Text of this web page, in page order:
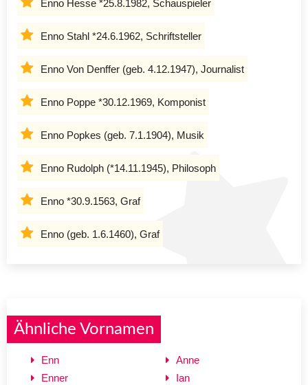
Enno Hesse *25.8.1982, Schauspieler
Enno Stahl *24.6.1962, Schriftsteller
Enno Von Denffer (geb. 4.12.1947), Journalist
Enno Poppe *30.12.1969, Komponist
Enno Popkes (geb. 7.1.1904), Musik
Enno Rudolph (*14.11.1945), Philosoph
Enno *30.9.1563, Graf
Enno (geb. 1.6.1460), Graf
Ähnliche Vornamen
Enn
Enner
Anne
Ian